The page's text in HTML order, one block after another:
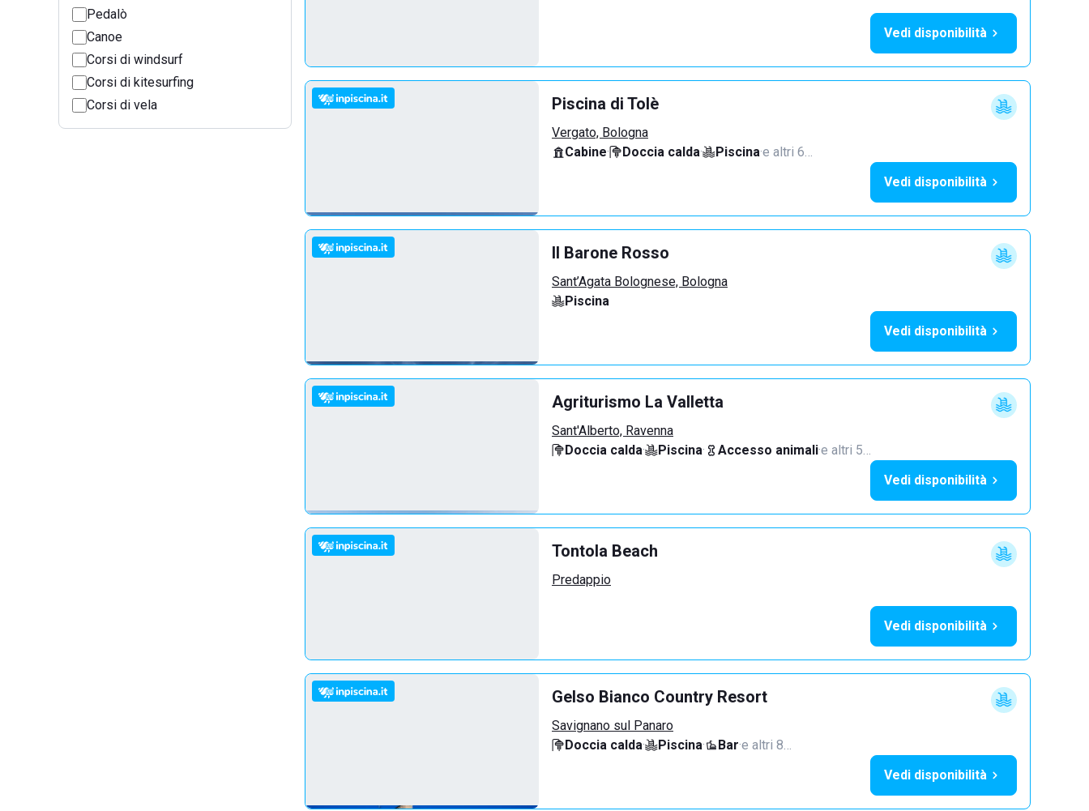
Pedalò
Canoe
Corsi di windsurf
Corsi di kitesurfing
Corsi di vela
Vedi disponibilità
Piscina di Tolè
Vergato, Bologna
Cabine· Doccia calda· Piscina·e altri 6…
Vedi disponibilità
Il Barone Rosso
Sant’Agata Bolognese, Bologna
Piscina
Vedi disponibilità
Agriturismo La Valletta
Sant'Alberto, Ravenna
Doccia calda· Piscina· Accesso animali·e altri 5…
Vedi disponibilità
Tontola Beach
Predappio
Vedi disponibilità
Gelso Bianco Country Resort
Savignano sul Panaro
Doccia calda· Piscina· Bar·e altri 8…
Vedi disponibilità